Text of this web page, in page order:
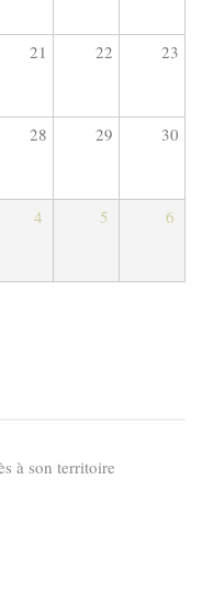
21 22 23
28 29 30
4 5 6
à son territoire